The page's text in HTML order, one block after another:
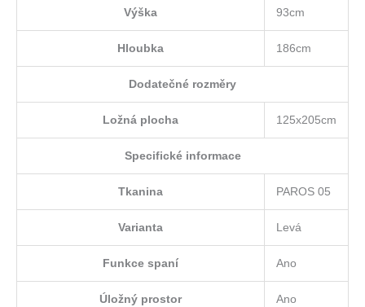
Výška 93cm
Hloubka 186cm
Dodatečné rozměry
Ložná plocha 125x205cm
Specifické informace
Tkanina PAROS 05
Varianta Levá
Funkce spaní Ano
Úložný prostor Ano